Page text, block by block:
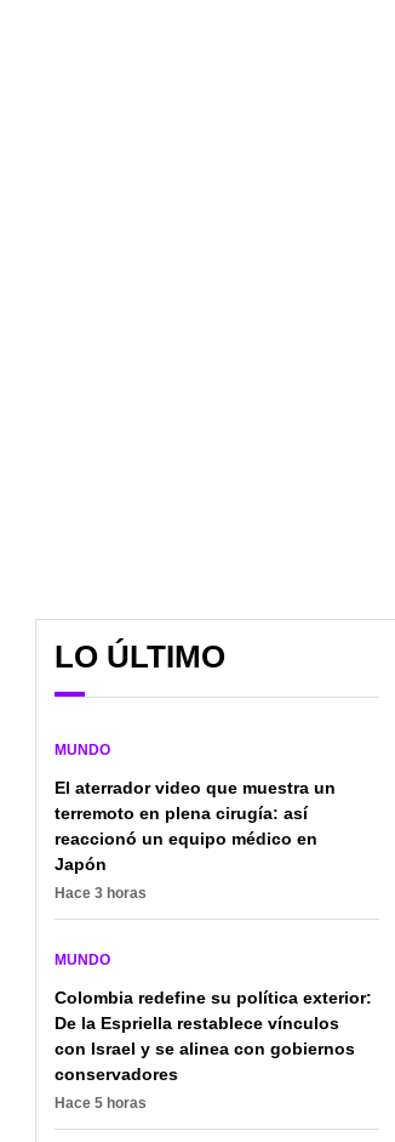
¿Qué pasó con el avión
accidentado en
Colombia que dejó 15
muertos?: esto es lo que
sabemos
LO ÚLTIMO
MUNDO
El aterrador video que muestra un
terremoto en plena cirugía: así
reaccionó un equipo médico en
Japón
Hace 3 horas
MUNDO
Colombia redefine su política exterior:
De la Espriella restablece vínculos
con Israel y se alinea con gobiernos
conservadores
Hace 5 horas